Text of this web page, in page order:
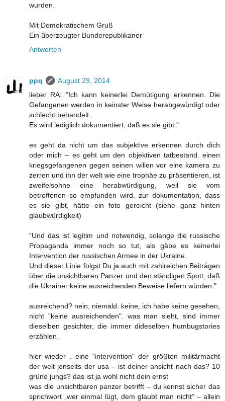
wurden.
Mit Demokratischem Gruß
Ein überzeugter Bunderepublikaner
Antworten
ppq
August 29, 2014
lieber RA: "Ich kann keinerlei Demütigung erkennen. Die
Gefangenen werden in keinster Weise herabgewürdigt oder
schlecht behandelt.
Es wird lediglich dokumentiert, daß es sie gibt."
es geht da nicht um das subjektive erkennen durch dich
oder mich – es geht um den objektiven tatbestand. einen
kriegsgefangenen gegen seinen willen vor eine kamera zu
zerren und ihn der welt wie eine trophäe zu präsentieren, ist
zweifelsohne eine herabwürdigung, weil sie vom
betroffenen so empfunden wird. zur dokumentation, dass
es sie gibt, hätte ein foto gereicht (siehe ganz hinten
glaubwürdigkeit)
"Und das ist legitim und notwendig, solange die russische
Propaganda immer noch so tut, als gäbe es keinerlei
Intervention der russischen Armee in der Ukraine.
Und dieser Linie folgst Du ja auch mit zahlreichen Beiträgen
über die unsichtbaren Panzer und den ständigen Spott, daß
die Ukrainer keine ausreichenden Beweise liefern würden."
ausreichend? nein, niemald. keine, ich habe keine gesehen,
nicht "keine ausreichenden". was man sieht, sind immer
dieselben gesichter, die immer dideselben humbugstories
erzählen.
hier wieder . eine "intervention" der größten militärmacht
der welt jenseits der usa – ist deiner ansicht nach das? 10
grüne jungs? das ist ja wohl nicht dein ernst
was die unsichtbaren panzer betrifft – du kennst sicher das
sprichwort „wer einmal lügt, dem glaubt man nicht“ – allein